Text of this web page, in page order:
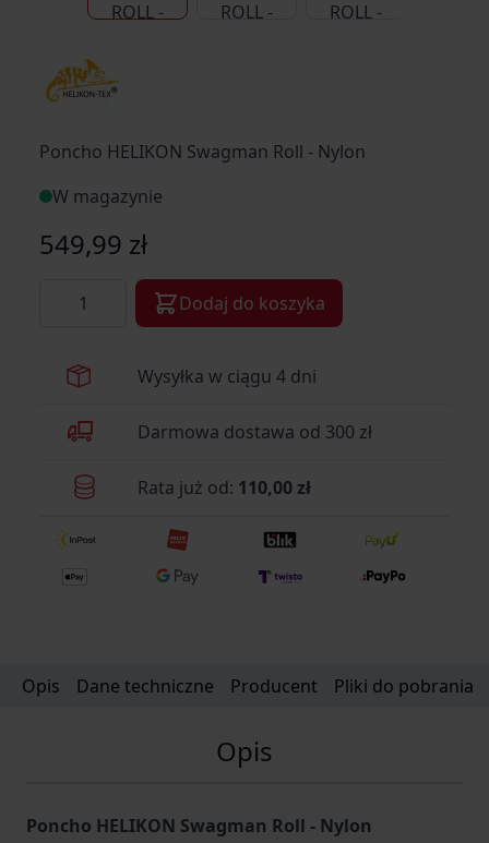
Poncho HELIKON Swagman Roll - Nylon
W magazynie
549,99 zł
Dodaj do koszyka
Wysyłka w ciągu 4 dni
Darmowa dostawa od 300 zł
Rata już od: 110,00 zł
Opis Dane techniczne Producent Pliki do pobrania
Opis
Poncho HELIKON Swagman Roll - Nylon